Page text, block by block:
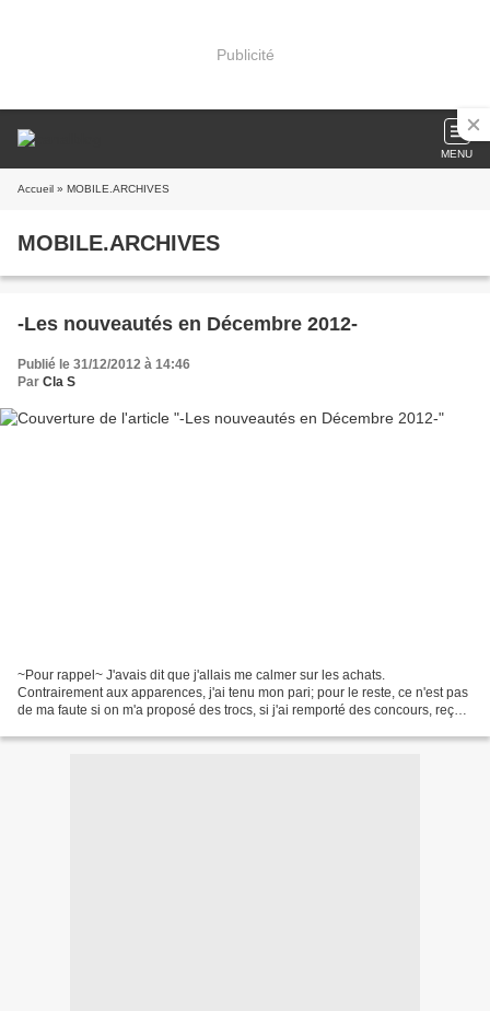
Publicité
MENU
Accueil » MOBILE.ARCHIVES
MOBILE.ARCHIVES
-Les nouveautés en Décembre 2012-
Publié le 31/12/2012 à 14:46
Par Cla S
~Pour rappel~ J'avais dit que j'allais me calmer sur les achats.
Contrairement aux apparences, j'ai tenu mon pari; pour le reste, ce n'est pas
de ma faute si on m'a proposé des trocs, si j'ai remporté des concours, reçu